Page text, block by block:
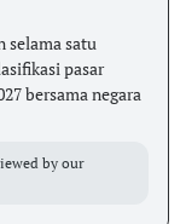
selama satu
pasar
bersama negara
by our